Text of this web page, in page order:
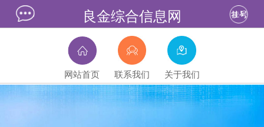
良金综合信息网
网站首页 联系我们 关于我们